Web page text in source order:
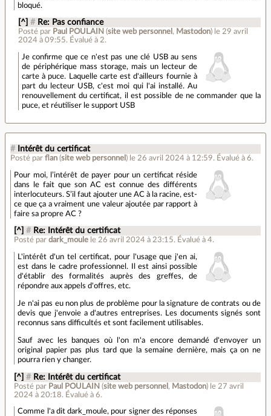
bloqué.
[^] # Re: Pas confiance
Posté par Paul POULAIN (site web personnel , Mastodon) le 29 avril
2024 à 09:55. Évalué à 2.
Je confirme que ce n'est pas une clé USB au sens
de périphérique mass storage, mais un lecteur de
carte à puce. Laquelle carte est d'ailleurs fournie à
part du lecteur USB, c'est moi qui l'ai installé. Au
renouvellement du certificat, il est possible de ne commander que la
puce, et réutiliser le support USB
# Intérêt du certificat
Posté par flan (site web personnel ) le 26 avril 2024 à 12:59. Évalué à 6.
Pour moi, l’intérêt de payer pour un certificat réside
dans le fait que son AC est connue des différents
interlocuteurs. S’il faut ajouter une AC à la racine, est-
ce que ça a vraiment une valeur ajoutée par rapport à
faire sa propre AC ?
[^] # Re: Intérêt du certificat
Posté pardark_moule le 26 avril 2024 à 23:15. Évalué à4.
L'intérêt d'un tel certificat, pour l'usage que j'en ai,
est dans le cadre professionnel. Il est ainsi possible
d'établir des formalités auprès des greffes, de
répondre aux appels d'offres, etc.
Je n'ai pas eu non plus de problème pour la signature de contrats ou de
devis que j'envoie a d'autres entreprises. Les documents signés sont
reconnus sans difficultés et sont facilement utilisables.
Sauf avec les banques où l'on m'a encore demandé d'envoyer un
original papier pas plus tard que la semaine dernière, mais ça on ne
pourra rien y changer.
[^] # Re: Intérêt du certificat
Posté par Paul POULAIN (site web personnel , Mastodon) le 27 avril
2024 à 20:18. Évalué à6.
Comme l'a dit dark_moule, pour signer des réponses